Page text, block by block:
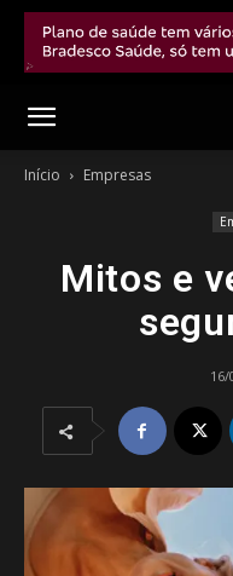
Início Empresas
Mitos e
16/